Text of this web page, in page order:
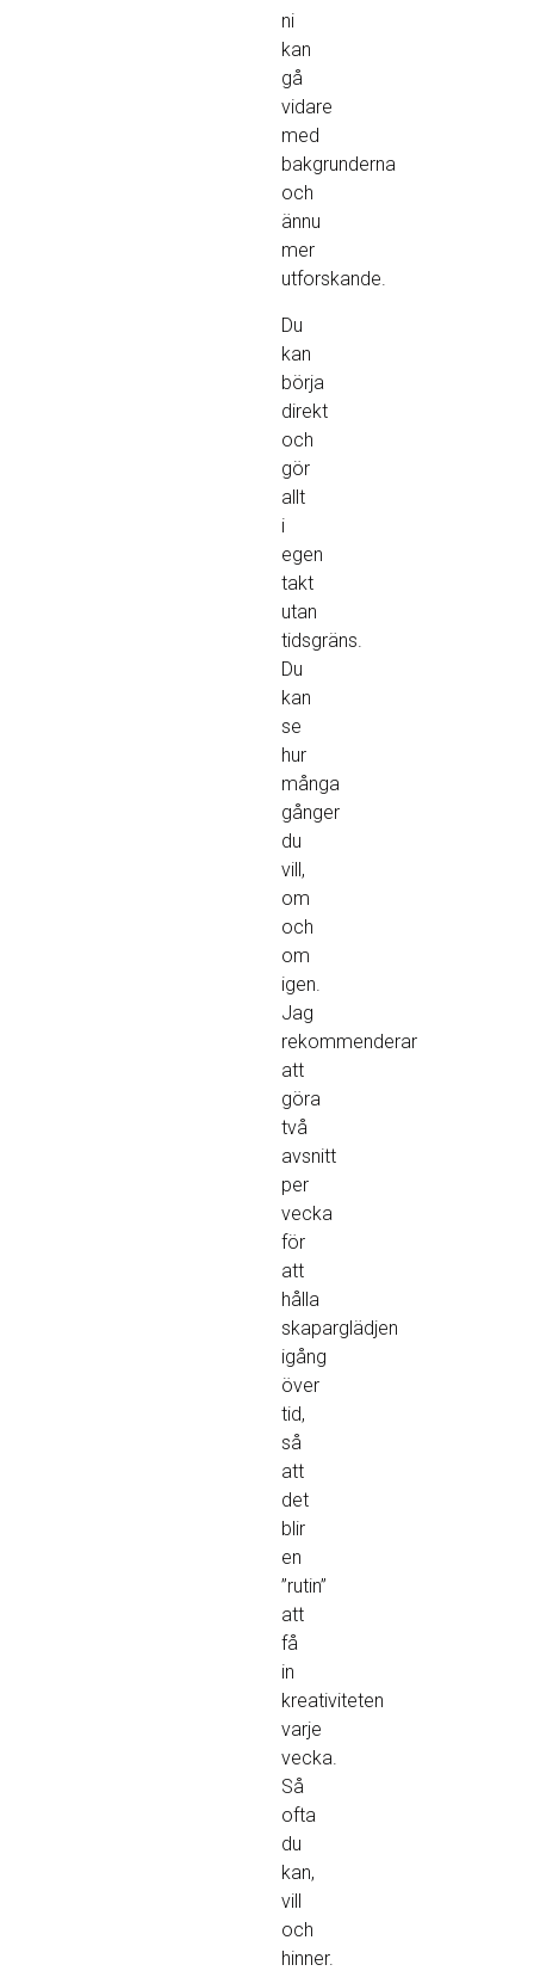
ni
kan
gå
vidare
med
bakgrunderna
och
ännu
mer
utforskande.
Du
kan
börja
direkt
och
gör
allt
i
egen
takt
utan
tidsgräns.
Du
kan
se
hur
många
gånger
du
vill,
om
och
om
igen.
Jag
rekommenderar
att
göra
två
avsnitt
per
vecka
för
att
hålla
skaparglädjen
igång
över
tid,
så
att
det
blir
en
”rutin”
att
få
in
kreativiteten
varje
vecka.
Så
ofta
du
kan,
vill
och
hinner.